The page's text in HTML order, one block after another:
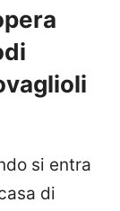
si entra
di